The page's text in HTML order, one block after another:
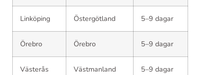
Linköping Östergötland 5–9 dagar
Örebro Örebro 5–9 dagar
Västerås Västmanland 5–9 dagar